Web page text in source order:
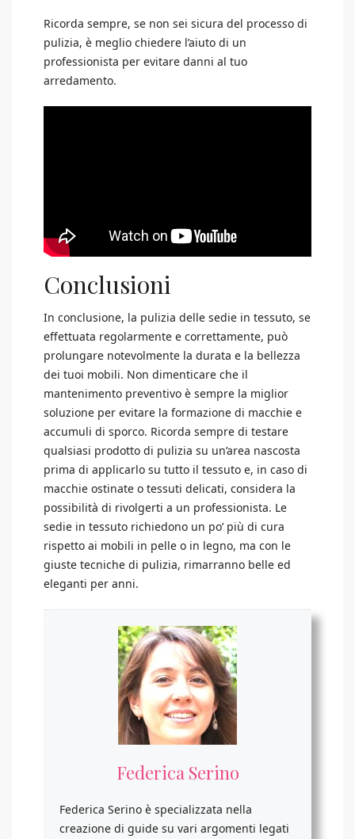
Ricorda sempre, se non sei sicura del processo di
pulizia, è meglio chiedere l’aiuto di un
professionista per evitare danni al tuo
arredamento.
Conclusioni
In conclusione, la pulizia delle sedie in tessuto, se
effettuata regolarmente e correttamente, può
prolungare notevolmente la durata e la bellezza
dei tuoi mobili. Non dimenticare che il
mantenimento preventivo è sempre la miglior
soluzione per evitare la formazione di macchie e
accumuli di sporco. Ricorda sempre di testare
qualsiasi prodotto di pulizia su un’area nascosta
prima di applicarlo su tutto il tessuto e, in caso di
macchie ostinate o tessuti delicati, considera la
possibilità di rivolgerti a un professionista. Le
sedie in tessuto richiedono un po’ più di cura
rispetto ai mobili in pelle o in legno, ma con le
giuste tecniche di pulizia, rimarranno belle ed
eleganti per anni.
Federica Serino
Federica Serino è specializzata nella
creazione di guide su vari argomenti legati